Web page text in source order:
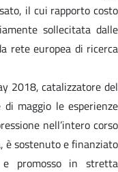
il cui rapporto costo
sollecitata dalle
rete europea di ricerca
2018, catalizzatore del
maggio le esperienze
nell’intero corso
è sostenuto e finanziato
promosso in stretta